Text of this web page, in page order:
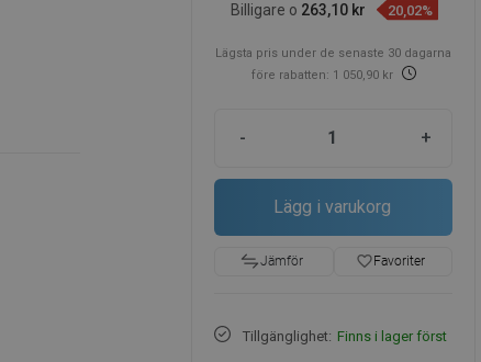
Billigare o 263,10 kr 20,02%
Lägsta pris under de senaste 30 dagarna
före rabatten: 1 050,90 kr
- +
Lägg i varukorg
Jämför favorite_borderFavoriter
Tillgänglighet: Finns i lager först